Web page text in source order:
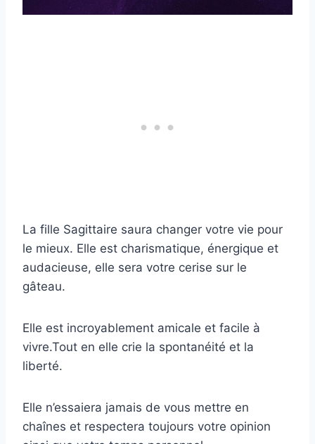
La fille Sagittaire saura changer votre vie pour
le mieux. Elle est charismatique, énergique et
audacieuse, elle sera votre cerise sur le
gâteau.
Elle est incroyablement amicale et facile à
vivre.Tout en elle crie la spontanéité et la
liberté.
Elle n’essaiera jamais de vous mettre en
chaînes et respectera toujours votre opinion